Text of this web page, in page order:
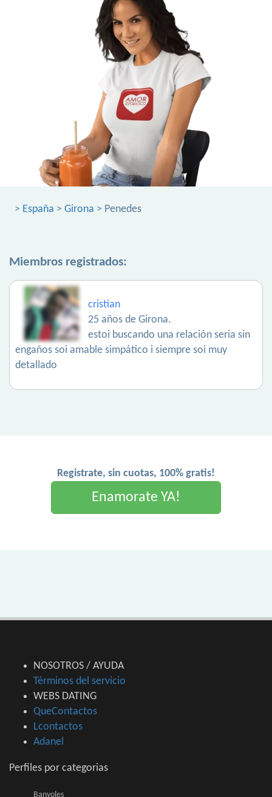
> España > Girona > Penedes
Miembros registrados:
cristian
25 años de Girona.
estoi buscando una relación seria sin
engaños soi amable simpático i siempre soi muy
detallado
Registrate, sin cuotas, 100% gratis!
Enamorate YA!
NOSOTROS / AYUDA
Términos del servicio
WEBS DATING
QueContactos
Lcontactos
Adanel
Perfiles por categorias
Banyoles